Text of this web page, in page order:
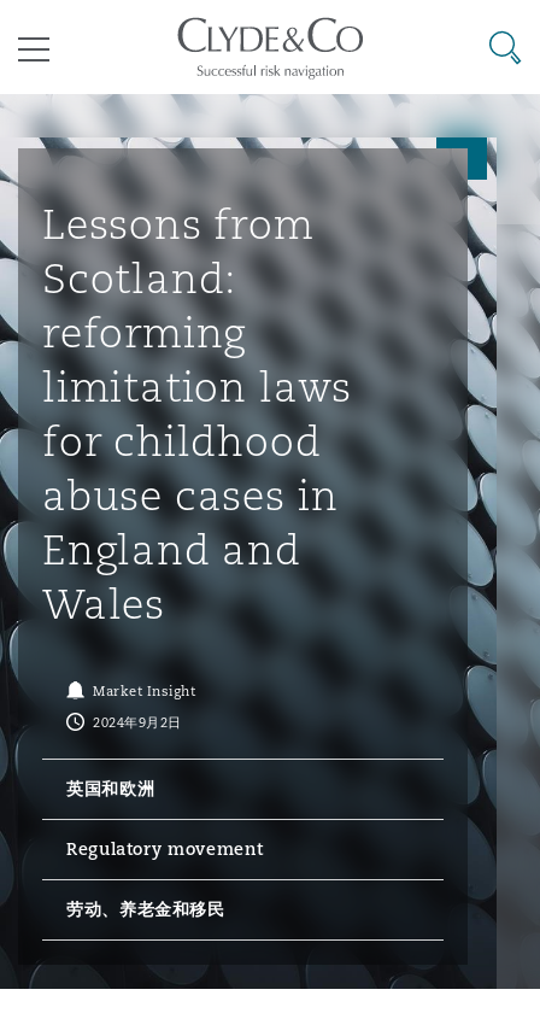
Business Jets
Carrier Liability
Commerical Dispute
Debt Recovery
Emergency Response & Crisis
业与咨询
企业、商业与合规保险
数据保护与隐私权
劳动、养老金和移民n
议解决
Commercial Arbitration
Commercial Disputes
Commercial Litigation
源、海洋与贸易
Energy & Natural Resources
Trade & Commodities
险和再保险
Bermuda Form
Corporate, Commercial &
Insurance
Cyber Risk
Employers' & Public Liability
Employment Practices
Financial Institutions,
目和建筑工程
Construction Disputes
基础设施
PPP/PFI
Public Procurement
管法规与调查
Anti-Bribery & Corruption
Compliance
External Investigations
Financial Services
Fraud & White-Collar Crime
Internal Investigations
Safety, Security, Health &
候变化
Code
& Co Newton - 解锁智能索赔新模式
议融资
Eco Audit
普敦
累斯萨拉姆
翰内斯堡
罗比 – 联营办公室
京
里斯班
庆
港
隆坡 – 联营办公室
德里 – 联营办公室
拉加斯
西哥城
约热内卢
地亚哥 – 联营办公室
保罗
布扎比
罗
哈
拜
达
特兰大
士顿
尔加里
加哥
拉斯
萨斯城
斯维加斯
伯丁
尔法斯特
明翰
里斯托尔
里
柏林（圣史蒂芬绿地大厦）
塞尔多夫
丁堡
目录
其礼律所事务所
搜寻
Lessons from
Scotland:
reforming
limitation laws
for childhood
abuse cases in
England and
Wales
Market Insight
2024年9月2日
英国和欧洲
Regulatory movement
劳动、养老金和移民